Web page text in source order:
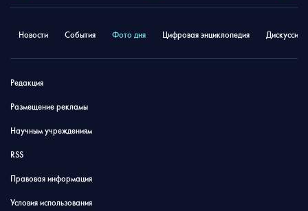
Новости События Фото дня Цифровая энциклопедия
Редакция
Размещение рекламы
Научным учреждениям
RSS
Правовая информация
Условия использования